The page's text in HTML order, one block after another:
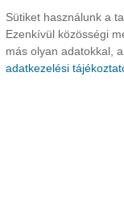
Sütiket használunk a
Ezenkívül közösségi
más olyan adatokkal,
adatkezelési
Ülések, kárpit, dekor
Audió,